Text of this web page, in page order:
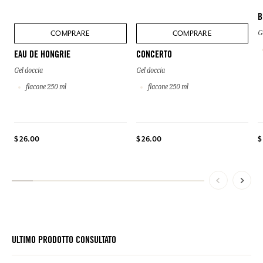
COMPRARE
EAU DE HONGRIE
Gel doccia
flacone 250 ml
$ 26.00
COMPRARE
CONCERTO
Gel doccia
flacone 250 ml
$ 26.00
ULTIMO PRODOTTO CONSULTATO